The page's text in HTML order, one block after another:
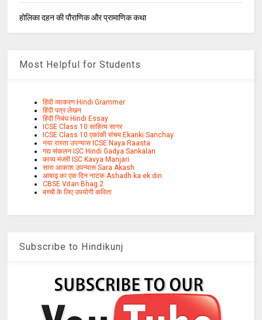
होलिका दहन की पौराणिक और प्रामाणिक कथा
Most Helpful for Students
हिंदी व्याकरण Hindi Grammer
हिंदी पत्र लेखन
हिंदी निबंध Hindi Essay
ICSE Class 10 साहित्य सागर
ICSE Class 10 एकांकी संचय Ekanki Sanchay
नया रास्ता उपन्यास ICSE Naya Raasta
गद्य संकलन ISC Hindi Gadya Sankalan
काव्य मंजरी ISC Kavya Manjari
सारा आकाश उपन्यास Sara Akash
आषाढ़ का एक दिन नाटक Ashadh ka ek din
CBSE Vitan Bhag 2
बच्चों के लिए उपयोगी कविता
Subscribe to Hindikunj